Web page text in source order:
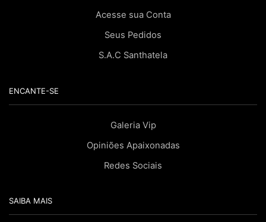
Acesse sua Conta
Seus Pedidos
S.A.C Santhatela
ENCANTE-SE
Galeria Vip
Opiniões Apaixonadas
Redes Sociais
SAIBA MAIS